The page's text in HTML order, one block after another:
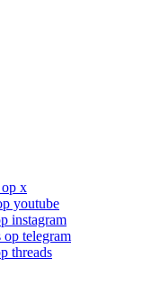
x
youtube
instagram
op telegram
threads